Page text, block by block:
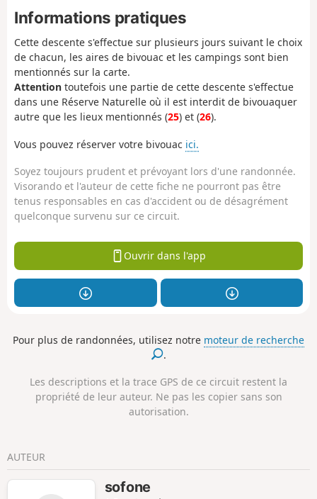
Informations pratiques
Cette descente s'effectue sur plusieurs jours suivant le choix
de chacun, les aires de bivouac et les campings sont bien
mentionnés sur la carte.
Attention toutefois une partie de cette descente s'effectue
dans une Réserve Naturelle où il est interdit de bivouaquer
autre que les lieux mentionnés (25) et (26).
Vous pouvez réserver votre bivouac ici.
Soyez toujours prudent et prévoyant lors d'une randonnée.
Visorando et l'auteur de cette fiche ne pourront pas être
tenus responsables en cas d'accident ou de désagrément
quelconque survenu sur ce circuit.
Ouvrir dans l'app
Pour plus de randonnées, utilisez notre moteur de recherche
.
Les descriptions et la trace GPS de ce circuit restent la
propriété de leur auteur. Ne pas les copier sans son
autorisation.
AUTEUR
sofone